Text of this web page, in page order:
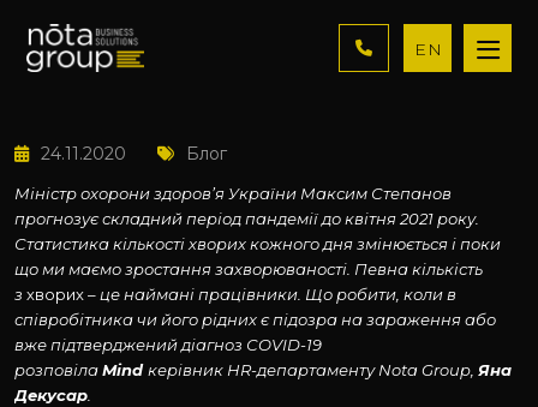
EN
24.11.2020 Блог
Міністр охорони здоров’я України Максим Степанов
прогнозує складний період пандемії до квітня 2021 року.
Статистика кількості хворих кожного дня змінюється і поки
що ми маємо зростання захворюваності. Певна кількість
з хворих– це наймані працівники. Що робити, коли в
співробітника чи його рідних є підозра на зараження або
вже підтверджений діагноз СOVID-19
розповілаMind керівник HR-департаменту Nota Group, Яна
Декусар